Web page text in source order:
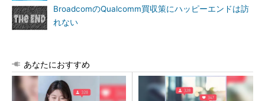
BroadcomのQualcomm買収策にハッピーエンドは訪
れない
あなたにおすすめ